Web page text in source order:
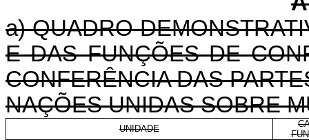
a) QUADRO
E DAS FUNÇÕES DE
CONFERÊNCIA DAS
NAÇÕES UNIDAS SOBRE
UNIDADE